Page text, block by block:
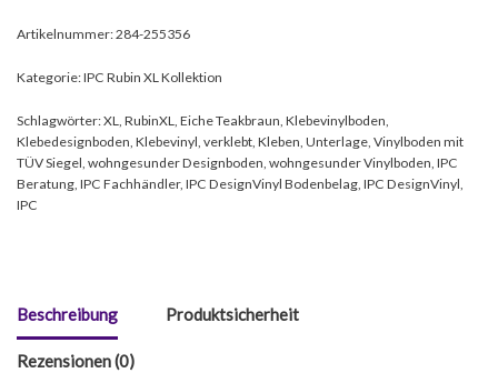
Artikelnummer:284-255356
Kategorie:IPC Rubin XL Kollektion
Schlagwörter:XL RubinXL Eiche Teakbraun Klebevinylboden
Klebedesignboden Klebevinyl verklebt Kleben Unterlage Vinylboden mit
TÜV Siegel wohngesunder Designboden wohngesunder Vinylboden IPC
Beratung IPC Fachhändler, IPC DesignVinyl Bodenbelag IPC DesignVinyl
IPC
Beschreibung Produktsicherheit
Rezensionen (0)